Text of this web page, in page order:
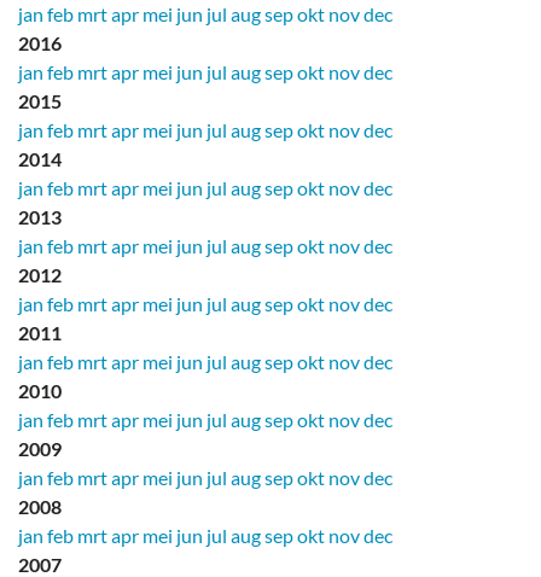
jan feb mrtapr mei jun jul augsepokt novdec
2016
jan feb mrtapr mei jun jul augsepokt novdec
2015
jan feb mrtapr mei jun jul augsepokt novdec
2014
jan feb mrtapr mei jun jul augsepokt novdec
2013
jan feb mrtapr mei jun jul augsepokt novdec
2012
jan feb mrtapr mei jun jul augsepokt novdec
2011
jan feb mrtapr mei jun jul augsepokt novdec
2010
jan feb mrtapr mei jun jul augsepokt novdec
2009
jan feb mrtapr mei jun jul augsepokt novdec
2008
jan feb mrtapr mei jun jul augsepokt novdec
2007